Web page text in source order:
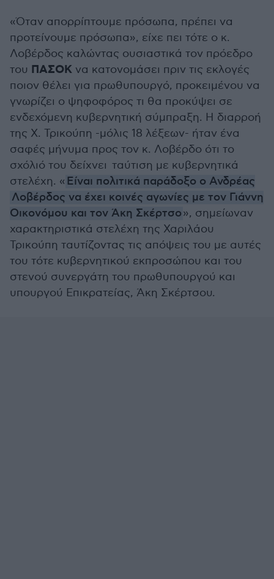
«Όταν απορρίπτουμε πρόσωπα, πρέπει να
προτείνουμε πρόσωπα», είχε πει τότε ο κ.
Λοβέρδος καλώντας ουσιαστικά τον πρόεδρο
του ΠΑΣΟΚ να κατονομάσει πριν τις εκλογές
ποιον θέλει για πρωθυπουργό, προκειμένου να
γνωρίζει ο ψηφοφόρος τι θα προκύψει σε
ενδεχόμενη κυβερνητική σύμπραξη. Η διαρροή
της Χ. Τρικούπη -μόλις 18 λέξεων- ήταν ένα
σαφές μήνυμα προς τον κ. Λοβέρδο ότι το
σχόλιό του δείχνει ταύτιση με κυβερνητικά
στελέχη. « Είναι πολιτικά παράδοξο ο Ανδρέας
Λοβέρδος να έχει κοινές αγωνίες με τον Γιάννη
Οικονόμου και τον Άκη Σκέρτσο», σημείωναν
χαρακτηριστικά στελέχη της Χαριλάου
Τρικούπη ταυτίζοντας τις απόψεις του με αυτές
του τότε κυβερνητικού εκπροσώπου και του
στενού συνεργάτη του πρωθυπουργού και
υπουργού Επικρατείας, Άκη Σκέρτσου.